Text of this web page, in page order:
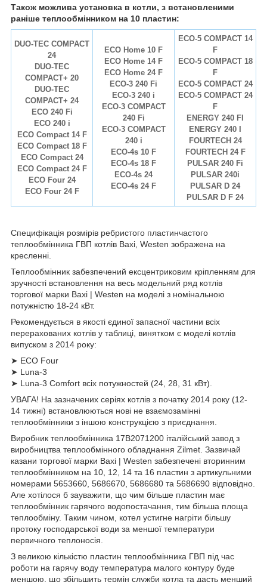
Також можлива установка в котли, з встановленими
раніше теплообмінником на 10 пластин:
DUO-TEC COMPACT
24
DUO-TEC
COMPACT+ 20
DUO-TEC
COMPACT+ 24
ECO 240 Fi
ECO 240 i
ECO Compact 14 F
ECO Compact 18 F
ECO Compact 24
ECO Compact 24 F
ECO Four 24
ECO Four 24 F
ECO Home 10 F
ECO Home 14 F
ECO Home 24 F
ECO-3 240 Fi
ECO-3 240 i
ECO-3 COMPACT
240 Fi
ECO-3 COMPACT
240 i
ECO-4s 10 F
ECO-4s 18 F
ECO-4s 24
ECO-4s 24 F
ECO-5 COMPACT 14
F
ECO-5 COMPACT 18
F
ECO-5 COMPACT 24
ECO-5 COMPACT 24
F
ENERGY 240 FI
ENERGY 240 I
FOURTECH 24
FOURTECH 24 F
PULSAR 240 Fi
PULSAR 240i
PULSAR D 24
PULSAR D F 24
Специфікація розмірів ребристого пластинчастого
теплообмінника ГВП котлів Baxi, Westen зображена на
кресленні.
Теплообмінник забезпечений ексцентриковим кріпленням для
зручності встановлення на весь модельний ряд котлів
торгової марки Baxi | Westen на моделі з номінальною
потужністю 18-24 кВт.
Рекомендується в якості єдиної запасної частини всіх
перерахованих котлів у таблиці, винятком є ​​моделі котлів
випуском з 2014 року:
➤ ECO Four
➤ Luna-3
➤ Luna-3 Comfort всіх потужностей (24, 28, 31 кВт).
УВАГА! На зазначених серіях котлів з початку 2014 року (12-
14 тижні) встановлюються нові не взаємозамінні
теплообмінники з іншою конструкцією з приєднання.
Виробник теплообмінника 17B2071200 італійський завод з
виробництва теплообмінного обладнання Zilmet. Зазвичай
казани торгової марки Baxi | Westen забезпечені вторинним
теплообмінником на 10, 12, 14 та 16 пластин з артикульними
номерами 5653660, 5686670, 5686680 та 5686690 відповідно.
Але хотілося б зауважити, що чим більше пластин має
теплообмінник гарячого водопостачання, тим більша площа
теплообміну. Таким чином, котел устигне нагріти більшу
протоку господарської води за меншої температури
первичного теплоносія.
З великою кількістю пластин теплообмінника ГВП під час
роботи на гарячу воду температура малого контуру буде
меншою, що збільшить термін служби котла та дасть менший